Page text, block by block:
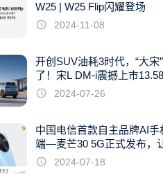
W25 | W25 Flip闪耀登场
2024-11-08
开创SUV油耗3时代，“大宋
了！宋L DM-i震撼上市
起
2024-07-26
中国电信首款自主品牌AI手
端—麦芒30 5G正式发布，
触手可及2024-07-18